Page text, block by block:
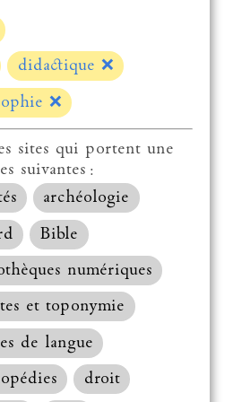
didactique ❌
❌
sites qui portent une
suivantes :
archéologie
Bible
numériques
et toponymie
de langue
droit